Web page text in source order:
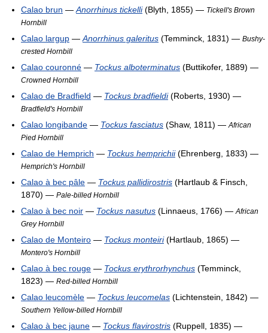
Calao brun — Anorrhinus tickelli(Blyth, 1855) — Tickell's Brown
Hornbill
Calao largup — Anorrhinus galeritus (Temminck, 1831) — Bushy-
crested Hornbill
Calao couronné — Tockus alboterminatus (Buttikofer, 1889) —
Crowned Hornbill
Calao de Bradfield — Tockus bradfieldi(Roberts, 1930) —
Bradfield's Hornbill
Calao longibande — Tockus fasciatus (Shaw, 1811) — African
Pied Hornbill
Calao de Hemprich — Tockus hemprichii(Ehrenberg, 1833) —
Hemprich's Hornbill
Calao à bec pâle — Tockus pallidirostris (Hartlaub & Finsch,
1870) — Pale-billed Hornbill
Calao à bec noir — Tockus nasutus (Linnaeus, 1766) — African
Grey Hornbill
Calao de Monteiro — Tockus monteiri(Hartlaub, 1865) —
Montero's Hornbill
Calao à bec rouge — Tockus erythrorhynchus (Temminck,
1823) — Red-billed Hornbill
Calao leucomèle — Tockus leucomelas (Lichtenstein, 1842) —
Southern Yellow-billed Hornbill
Calao à bec jaune — Tockus flavirostris (Ruppell, 1835) —